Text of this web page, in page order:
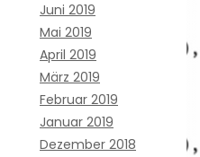
Juni 2019
Mai 2019
April 2019
März 2019
Februar 2019
Januar 2019
Dezember 2018